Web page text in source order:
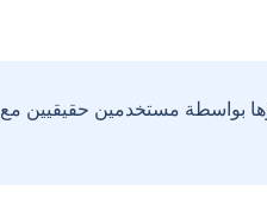
بواسطة مستخدمين حقيقيين مع